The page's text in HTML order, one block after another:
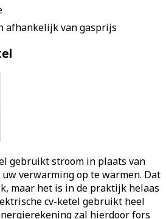
afhankelijk van gasprijs
gebruikt stroom in plaats van
verwarming op te warmen. Dat
maar het is in de praktijk helaas
cv-ketel gebruikt heel
zal hierdoor fors